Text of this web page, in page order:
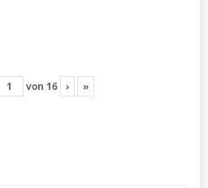
von 16 › »